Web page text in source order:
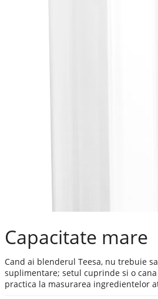
Capacitate mare
Cand ai blenderul Teesa, nu trebuie
suplimentare; setul cuprinde si o
practica la masurarea ingredientelor